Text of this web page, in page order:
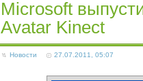
Microsoft
Avatar Kinect
Новости 27.07.2011, 05:07